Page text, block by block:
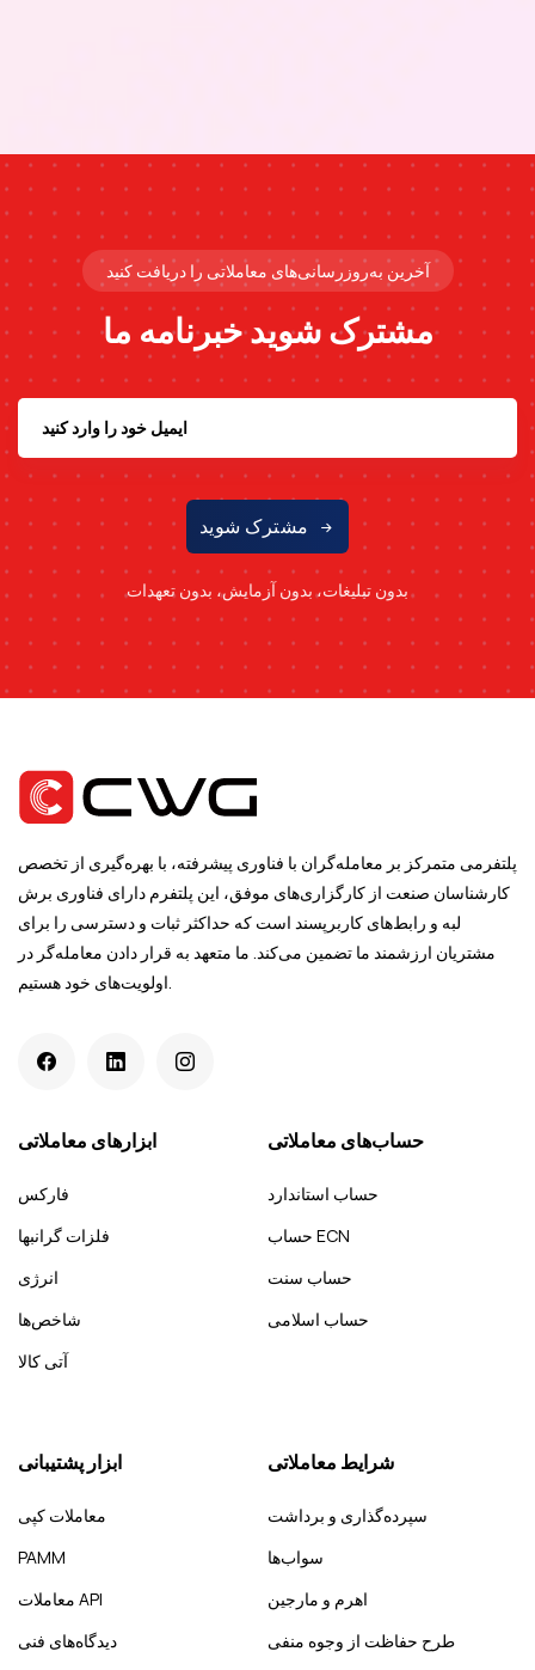
آخرین به‌روزرسانی‌های معاملاتی را دریافت کنید
مشترک شویدخبرنامه ما
مشترک شوید
بدون تبلیغات، بدون آزمایش، بدون تعهدات
پلتفرمی متمرکز بر معامله‌گران با فناوری پیشرفته، با بهره‌گیری از تخصص
کارشناسان صنعت از کارگزاری‌های موفق، این پلتفرم دارای فناوری برش‌
لبه و رابط‌های کاربرپسند است که حداکثر ثبات و دسترسی را برای
مشتریان ارزشمند ما تضمین می‌کند. ما متعهد به قرار دادن معامله‌گر در
اولویت‌های خود هستیم.
ابزارهای معاملاتی
فارکس
فلزات گرانبها
انرژی
شاخص‌ها
آتی کالا
حساب‌های معاملاتی
حساب استاندارد
حساب ECN
حساب سنت
حساب اسلامی
ابزار پشتیبانی
معاملات کپی
PAMM
معاملات API
دیدگاه‌های فنی
شرایط معاملاتی
سپرده‌گذاری و برداشت
سواب‌ها
اهرم و مارجین
طرح حفاظت از وجوه منفی